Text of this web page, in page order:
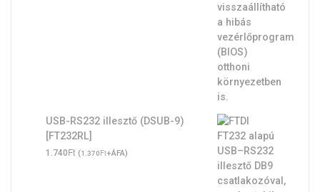
USB-RS232 illesztő (DSUB-9)
[FT232RL]
1.740Ft (1.370Ft+ÁFA)